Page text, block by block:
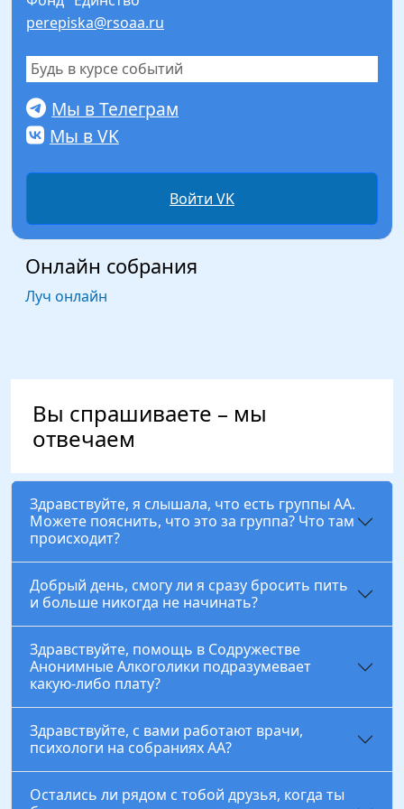
perepiska@rsoaa.ru
Будь в курсе событий
Мы в Телеграм
Мы в VK
Войти VK
Онлайн собрания
Луч онлайн
Вы спрашиваете – мы
отвечаем
Здравствуйте, я слышала, что есть группы АА.
Можете пояснить, что это за группа? Что там
происходит?
Добрый день, смогу ли я сразу бросить пить
и больше никогда не начинать?
Здравствуйте, помощь в Содружестве
Анонимные Алкоголики подразумевает
какую-либо плату?
Здравствуйте, с вами работают врачи,
психологи на собраниях АА?
Остались ли рядом с тобой друзья, когда ты